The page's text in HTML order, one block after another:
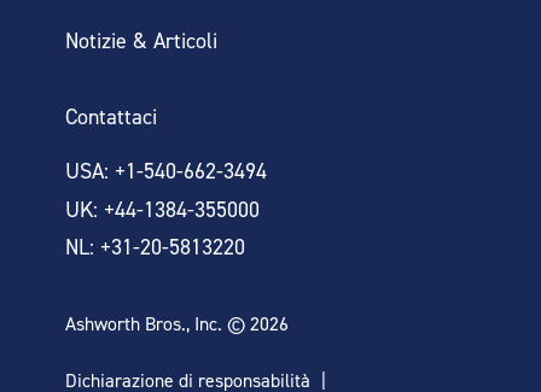
Notizie & Articoli
Contattaci
USA: +1-540-662-3494
UK: +44-1384-355000
NL: +31-20-5813220
Ashworth Bros., Inc. © 2026
Dichiarazione di responsabilità